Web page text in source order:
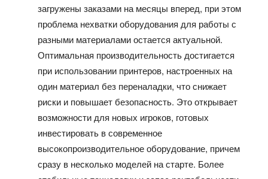
загружены заказами на месяцы вперед, при этом
проблема нехватки оборудования для работы с
разными материалами остается актуальной.
Оптимальная производительность достигается
при использовании принтеров, настроенных на
один материал без переналадки, что снижает
риски и повышает безопасность. Это открывает
возможности для новых игроков, готовых
инвестировать в современное
высокопроизводительное оборудование, причем
сразу в несколько моделей на старте. Более